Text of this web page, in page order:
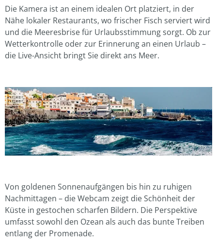
Die Kamera ist an einem idealen Ort platziert, in der
Nähe lokaler Restaurants, wo frischer Fisch serviert wird
und die Meeresbrise für Urlaubsstimmung sorgt. Ob zur
Wetterkontrolle oder zur Erinnerung an einen Urlaub –
die Live-Ansicht bringt Sie direkt ans Meer.
Von goldenen Sonnenaufgängen bis hin zu ruhigen
Nachmittagen – die Webcam zeigt die Schönheit der
Küste in gestochen scharfen Bildern. Die Perspektive
umfasst sowohl den Ozean als auch das bunte Treiben
entlang der Promenade.